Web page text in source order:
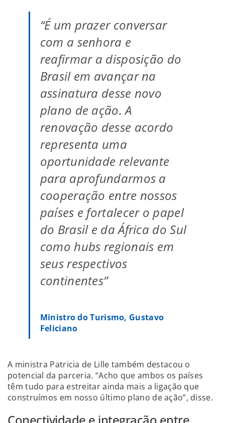
“É um prazer conversar
com a senhora e
reafirmar a disposição do
Brasil em avançar na
assinatura desse novo
plano de ação. A
renovação desse acordo
representa uma
oportunidade relevante
para aprofundarmos a
cooperação entre nossos
países e fortalecer o papel
do Brasil e da África do Sul
como hubs regionais em
seus respectivos
continentes”
Ministro do Turismo, Gustavo
Feliciano
A ministra Patricia de Lille também destacou o
potencial da parceria. “Acho que ambos os países
têm tudo para estreitar ainda mais a ligação que
construímos em nosso último plano de ação”, disse.